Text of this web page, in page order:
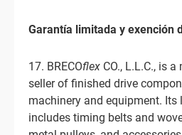
Garantía limitada y exención
17. BRECOflex CO., L.L.C., is
seller of finished drive
machinery and equipment. Its
includes timing belts and